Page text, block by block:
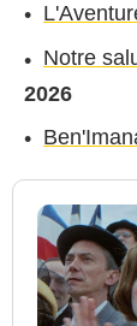
Notre
2026